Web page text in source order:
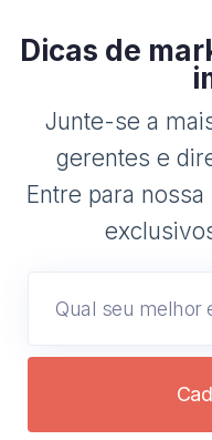
Dicas de
Junte-se a
gerentes e
Entre para